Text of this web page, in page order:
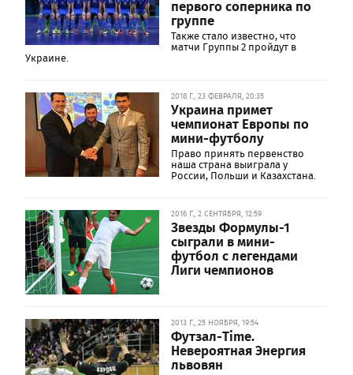
первого соперника по
группе
Также стало известно, что
матчи Группы 2 пройдут в
Украине.
2018 Г., 23 ФЕВРАЛЯ, 20:35
Украина примет
чемпионат Европы по
мини-футболу
Право принять первенство
наша страна выиграла у
России, Польши и Казахстана.
2016 Г., 2 СЕНТЯБРЯ, 12:59
Звезды Формулы-1
сыграли в мини-
футбол с легендами
Лиги чемпионов
2013 Г., 25 НОЯБРЯ, 19:54
Футзал-Time.
Невероятная Энергия
львовян